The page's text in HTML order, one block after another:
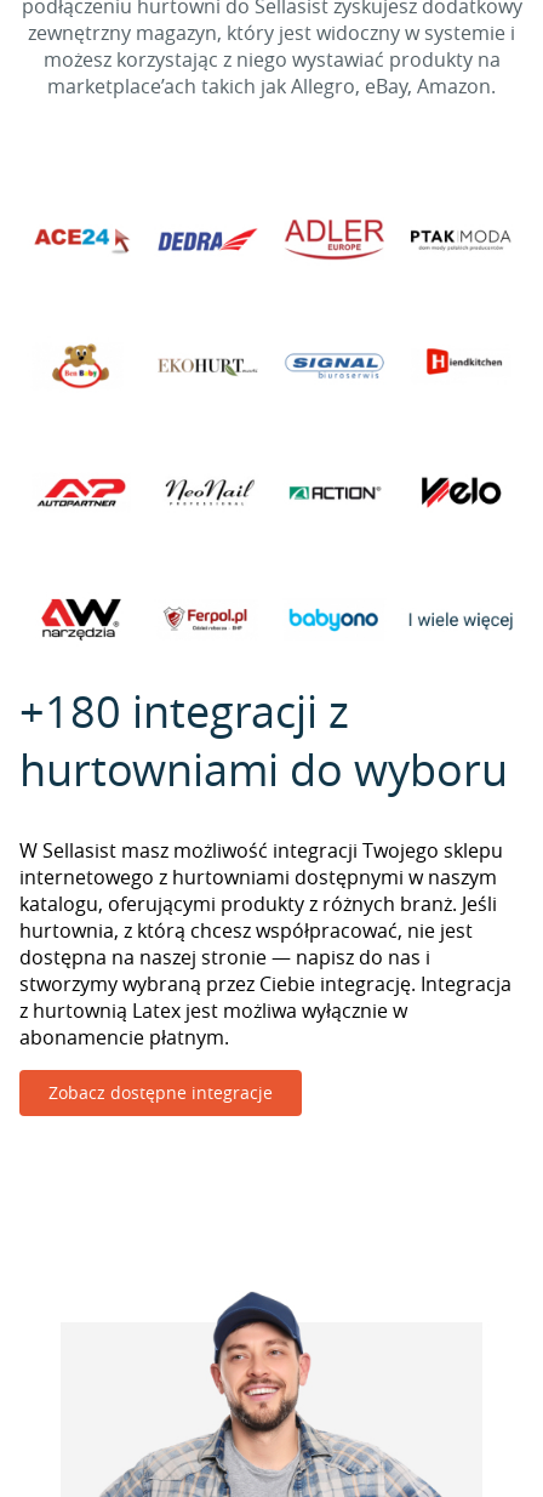
podłączeniu hurtowni do Sellasist zyskujesz dodatkowy
zewnętrzny magazyn, który jest widoczny w systemie i
możesz korzystając z niego wystawiać produkty na
marketplace’ach takich jak Allegro, eBay, Amazon.
+180 integracji z
hurtowniami do wyboru
W Sellasist masz możliwość integracji Twojego sklepu
internetowego z hurtowniami dostępnymi w naszym
katalogu, oferującymi produkty z różnych branż. Jeśli
hurtownia, z którą chcesz współpracować, nie jest
dostępna na naszej stronie — napisz do nas i
stworzymy wybraną przez Ciebie integrację. Integracja
z hurtownią Latex jest możliwa wyłącznie w
abonamencie płatnym.
Zobacz dostępne integracje